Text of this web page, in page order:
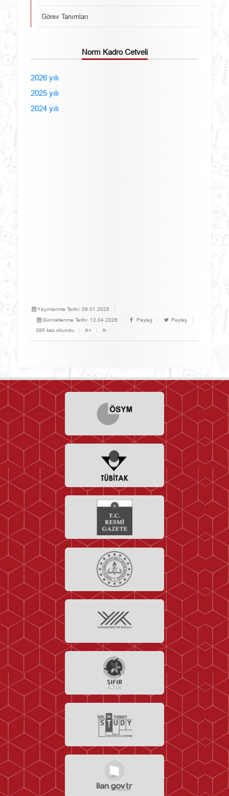
Görev Tanımları
Norm Kadro Cetveli
2026 yılı
2025 yılı
2024 yılı
Yayınlanma Tarihi: 09.01.2025
Güncellenme Tarihi: 12.04.2026 Paylaş
Paylaş
395 kez okundu
A+ A-